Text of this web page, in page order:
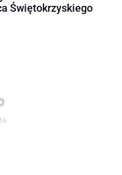
Świętokrzyskiego